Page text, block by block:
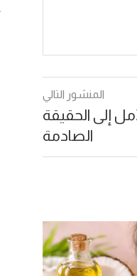
المنشور التالي
إلى الحقيقة
الصادمة